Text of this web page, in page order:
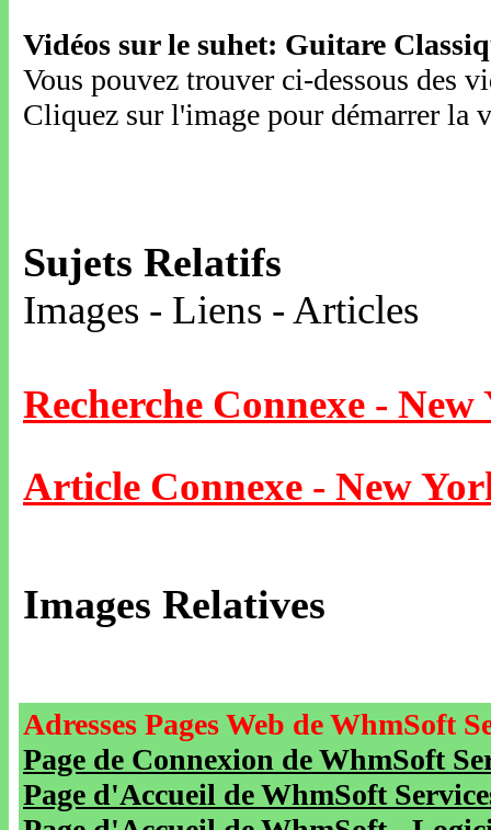
Vidéos sur le suhet: Guitare
Vous pouvez trouver ci-dessous des
Cliquez sur l'image pour démarrer la
Sujets Relatifs
Images - Liens - Articles
Recherche Connexe -
Article Connexe - New
Images Relatives
Adresses Pages Web de WhmSoft
Page de Connexion de WhmSoft
Page d'Accueil de WhmSoft